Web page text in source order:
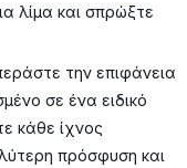
λίμα και σπρώξτε
την επιφάνεια
σε ένα ειδικό
κάθε ίχνος
πρόσφυση και